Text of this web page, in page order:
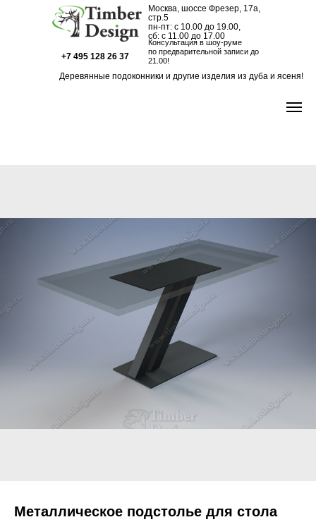
+7 495 128 26 37
Консультация в шоу-руме
по предварительной записи до
21.00!
Москва, шоссе Фрезер, 17а,
стр.5
пн-пт: с 10.00 до 19.00,
сб: с 11.00 до 17.00
Деревянные подоконники и другие изделия из дуба и ясеня!
Металлическое подстолье для стола